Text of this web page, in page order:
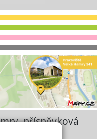
příspěvková